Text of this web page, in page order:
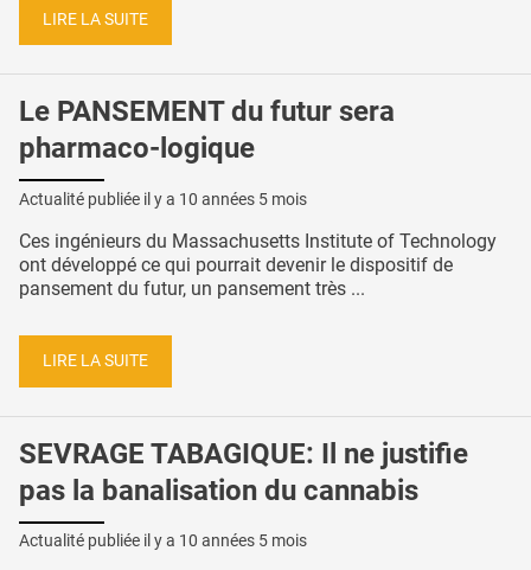
LIRE LA SUITE
Le PANSEMENT du futur sera
pharmaco-logique
Actualité publiée il y a 10 années 5 mois
Ces ingénieurs du Massachusetts Institute of Technology
ont développé ce qui pourrait devenir le dispositif de
pansement du futur, un pansement très ...
LIRE LA SUITE
SEVRAGE TABAGIQUE: Il ne justifie
pas la banalisation du cannabis
Actualité publiée il y a 10 années 5 mois